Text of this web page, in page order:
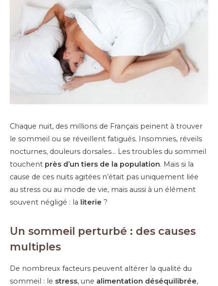
Chaque nuit, des millions de Français peinent à trouver
le sommeil ou se réveillent fatigués. Insomnies, réveils
nocturnes, douleurs dorsales… Les troubles du sommeil
touchent près d’un tiers de la population. Mais si la
cause de ces nuits agitées n’était pas uniquement liée
au stress ou au mode de vie, mais aussi à un élément
souvent négligé : la literie ?
Un sommeil perturbé : des causes
multiples
De nombreux facteurs peuvent altérer la qualité du
sommeil : le stress, une alimentation déséquilibrée,